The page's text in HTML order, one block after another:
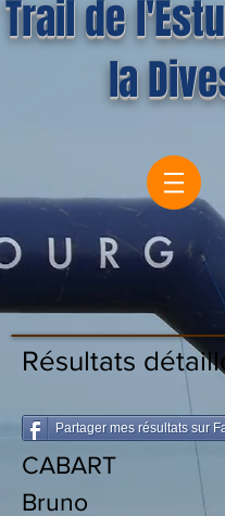
Trail de
la
Résultats
Partager mes résultats sur
CABART
Bruno